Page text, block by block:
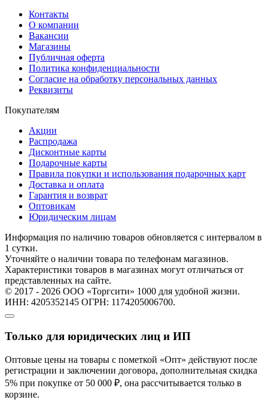
Контакты
О компании
Вакансии
Магазины
Публичная оферта
Политика конфиденциальности
Согласие на обработку персональных данных
Реквизиты
Покупателям
Акции
Распродажа
Дисконтные карты
Подарочные карты
Правила покупки и использования подарочных карт
Доставка и оплата
Гарантия и возврат
Оптовикам
Юридическим лицам
Информация по наличию товаров обновляется с интервалом в
1 сутки.
Уточняйте о наличии товара по телефонам магазинов.
Характеристики товаров в магазинах могут отличаться от
представленных на сайте.
© 2017 - 2026 ООО «Торгсити» 1000 для удобной жизни.
ИНН: 4205352145 ОГРН: 1174205006700.
Только для юридических лиц и ИП
Оптовые цены на товары с пометкой «Опт» действуют после
регистрации и заключении договора, дополнительная скидка
5% при покупке от 50 000 ₽, она рассчитывается только в
корзине.